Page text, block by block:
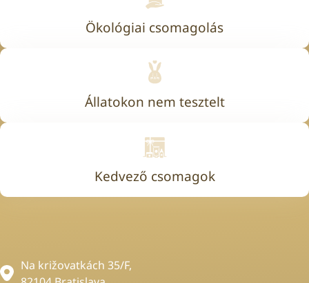
Ökológiai csomagolás
Állatokon nem tesztelt
Kedvező csomagok
Na križovatkách 35/F,